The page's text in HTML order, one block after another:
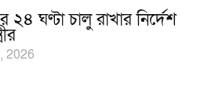
২৪ ঘণ্টা চালু রাখার নির্দেশ
2026